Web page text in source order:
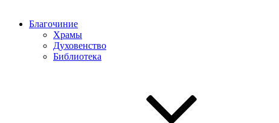
Благочиние
Храмы
Духовенство
Библиотека